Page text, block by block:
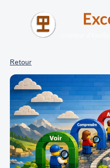
Retour